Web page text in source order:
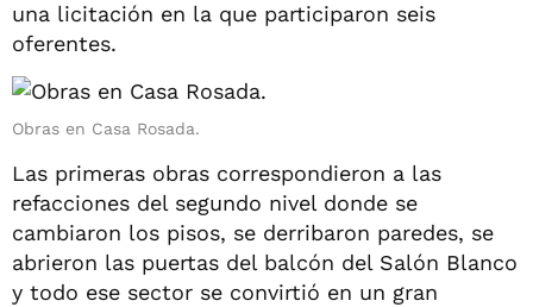
una licitación en la que participaron seis
oferentes.
Obras en Casa Rosada.
Las primeras obras correspondieron a las
refacciones del segundo nivel donde se
cambiaron los pisos, se derribaron paredes, se
abrieron las puertas del balcón del Salón Blanco
y todo ese sector se convirtió en un gran